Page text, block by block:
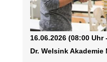
16.06.2026 (08:00
Dr. Welsink Akademie